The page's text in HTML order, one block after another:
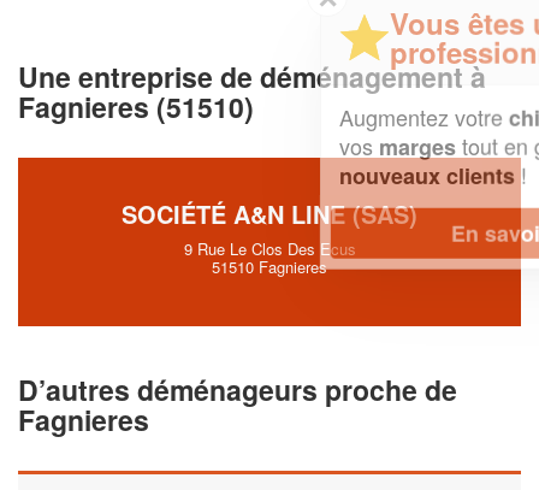
Une entreprise de déménagement à
Fagnieres (51510)
SOCIÉTÉ A&N LINE (SAS)
9 Rue Le Clos Des Ecus
51510 Fagnieres
D’autres déménageurs proche de
Fagnieres
Vous êtes un
professionnel ?
Augmentez votre chiffre d'affaireset
tout en gagnant de
En savoir plus